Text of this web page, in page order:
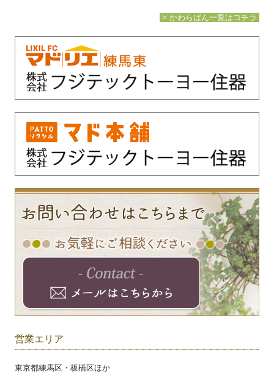
> かわらばん一覧はコチラ
営業エリア
東京都練馬区・板橋区ほか